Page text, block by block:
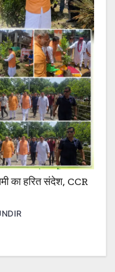
का हरित संदेश, CCR